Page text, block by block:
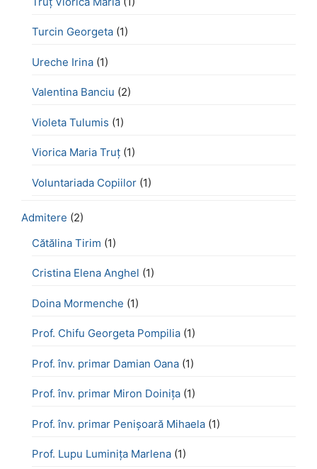
Turcin Georgeta (1)
Ureche Irina (1)
Valentina Banciu (2)
Violeta Tulumis (1)
Viorica Maria Truț (1)
Voluntariada Copiilor (1)
Admitere (2)
Cătălina Tirim (1)
Cristina Elena Anghel (1)
Doina Mormenche (1)
Prof. Chifu Georgeta Pompilia (1)
Prof. înv. primar Damian Oana (1)
Prof. înv. primar Miron Doinița (1)
Prof. înv. primar Penișoară Mihaela (1)
Prof. Lupu Luminița Marlena (1)